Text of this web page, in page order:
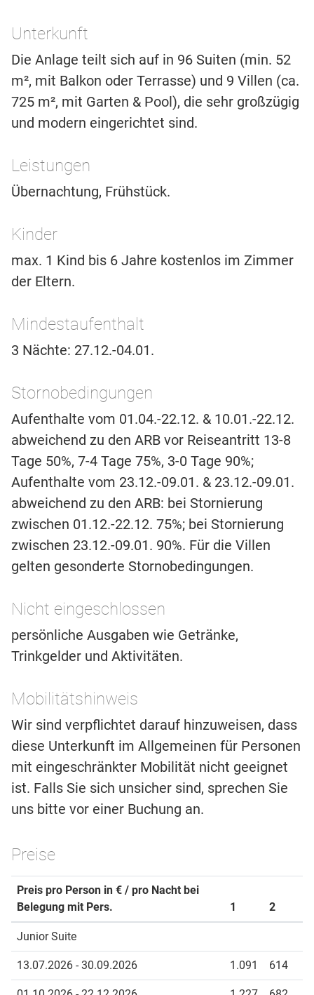
Unterkunft
Die Anlage teilt sich auf in 96 Suiten (min. 52
m², mit Balkon oder Terrasse) und 9 Villen (ca.
725 m², mit Garten & Pool), die sehr großzügig
und modern eingerichtet sind.
Leistungen
Übernachtung, Frühstück.
Kinder
max. 1 Kind bis 6 Jahre kostenlos im Zimmer
der Eltern.
Mindestaufenthalt
3 Nächte: 27.12.-04.01.
Stornobedingungen
Aufenthalte vom 01.04.-22.12. & 10.01.-22.12.
abweichend zu den ARB vor Reiseantritt 13-8
Tage 50%, 7-4 Tage 75%, 3-0 Tage 90%;
Aufenthalte vom 23.12.-09.01. & 23.12.-09.01.
abweichend zu den ARB: bei Stornierung
zwischen 01.12.-22.12. 75%; bei Stornierung
zwischen 23.12.-09.01. 90%. Für die Villen
gelten gesonderte Stornobedingungen.
Nicht eingeschlossen
persönliche Ausgaben wie Getränke,
Trinkgelder und Aktivitäten.
Mobilitätshinweis
Wir sind verpflichtet darauf hinzuweisen, dass
diese Unterkunft im Allgemeinen für Personen
mit eingeschränkter Mobilität nicht geeignet
ist. Falls Sie sich unsicher sind, sprechen Sie
uns bitte vor einer Buchung an.
Preise
Preis pro Person in € / pro Nacht bei
Belegung mit Pers.
1 2
Junior Suite
13.07.2026 - 30.09.2026 1.091 614